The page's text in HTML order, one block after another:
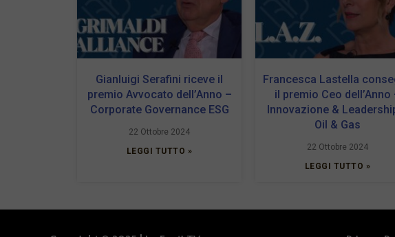
Gianluigi Serafini riceve il
premio Avvocato dell’Anno –
Corporate Governance ESG
22 Ottobre 2024
LEGGI TUTTO »
Francesca Lastella
il premio Ceo dell’Anno
Innovazione &
Oil & Gas
22 Ottobre 2024
LEGGI TUTTO »